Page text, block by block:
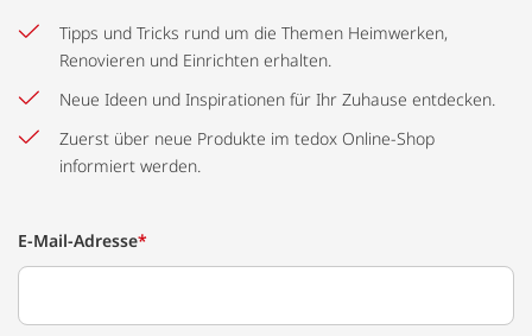
Tipps und Tricks rund um die Themen Heimwerken,
Renovieren und Einrichten erhalten.
Neue Ideen und Inspirationen für Ihr Zuhause entdecken.
Zuerst über neue Produkte im tedox Online-Shop
informiert werden.
E-Mail-Adresse*